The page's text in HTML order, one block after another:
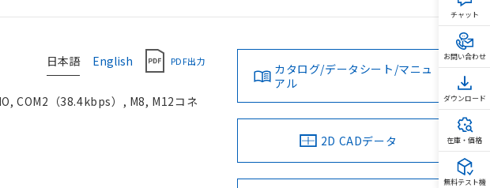
日本語 English PDF出力
COM2（38.4kbps）, M8, M12コネ
カタログ/データシート/マニュ
アル
2D CADデータ
チャット
お問い合わせ
ダウンロード
在庫・価格
無料テスト機